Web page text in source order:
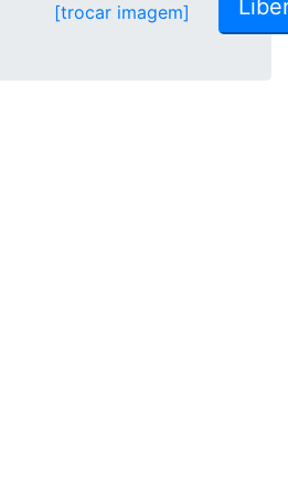
[trocar imagem]